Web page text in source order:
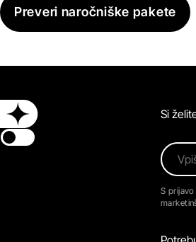
Preveri naročniške pakete
Switch theme
Si
S